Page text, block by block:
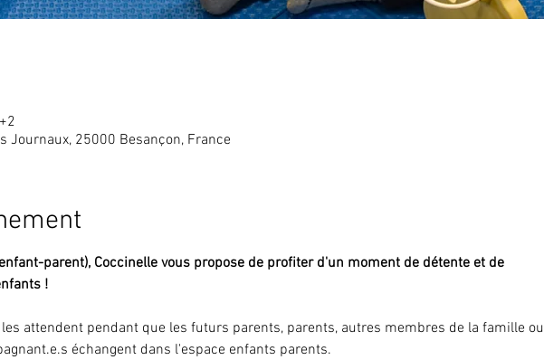
Journaux, 25000 Besançon, France
parent), Coccinelle vous propose de profiter d'un moment de détente et de
!
attendent pendant que les futurs parents, parents, autres membres de la famille ou
échangent dans l'espace enfants parents.